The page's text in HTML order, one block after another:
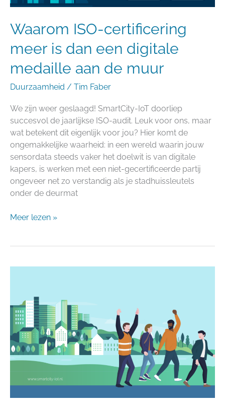
Waarom ISO-certificering
meer is dan een digitale
medaille aan de muur
Duurzaamheid / Tim Faber
We zijn weer geslaagd! SmartCity-IoT doorliep
succesvol de jaarlijkse ISO-audit. Leuk voor ons, maar
wat betekent dit eigenlijk voor jou? Hier komt de
ongemakkelijke waarheid: in een wereld waarin jouw
sensordata steeds vaker het doelwit is van digitale
kapers, is werken met een niet-gecertificeerde partij
ongeveer net zo verstandig als je stadhuissleutels
onder de deurmat
de
Meer lezen »
een
krachtige
coalitie
binnen
jouw
team